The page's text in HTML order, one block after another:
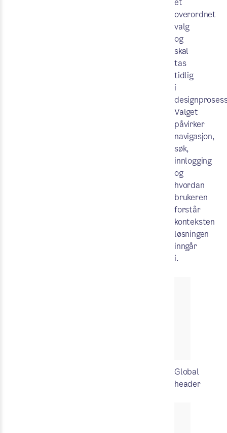
overordnet
valg
og
skal
tas
tidlig
i
Valget
påvirker
navigasjon,
søk,
innlogging
og
hvordan
brukeren
forstår
konteksten
løsningen
inngår
i.
Global
header